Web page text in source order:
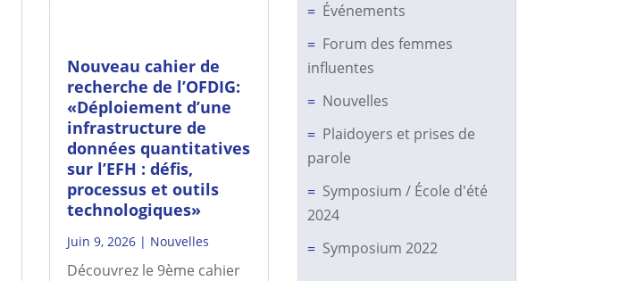
Nouveau cahier de
recherche de l’OFDIG:
«Déploiement d’une
infrastructure de
données quantitatives
sur l’EFH : défis,
processus et outils
technologiques»
Juin 9, 2026| Nouvelles
Découvrez le 9ème cahier
Événements
Forum des femmes
influentes
Nouvelles
Plaidoyers et prises de
parole
Symposium / École d'été
2024
Symposium 2022